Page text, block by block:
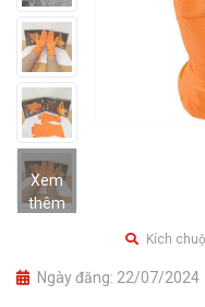
Xem
thêm
Kích
Ngày đăng: 22/07/2024